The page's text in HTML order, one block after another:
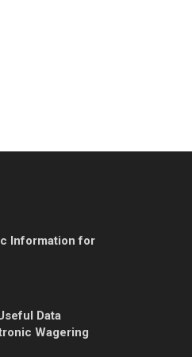
Information for
Data
Wagering